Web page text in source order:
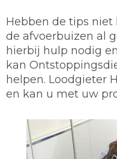
Hebben de tips
de afvoerbuizen al
hierbij hulp nodig
kan
helpen. Loodgieter
en kan u met uw